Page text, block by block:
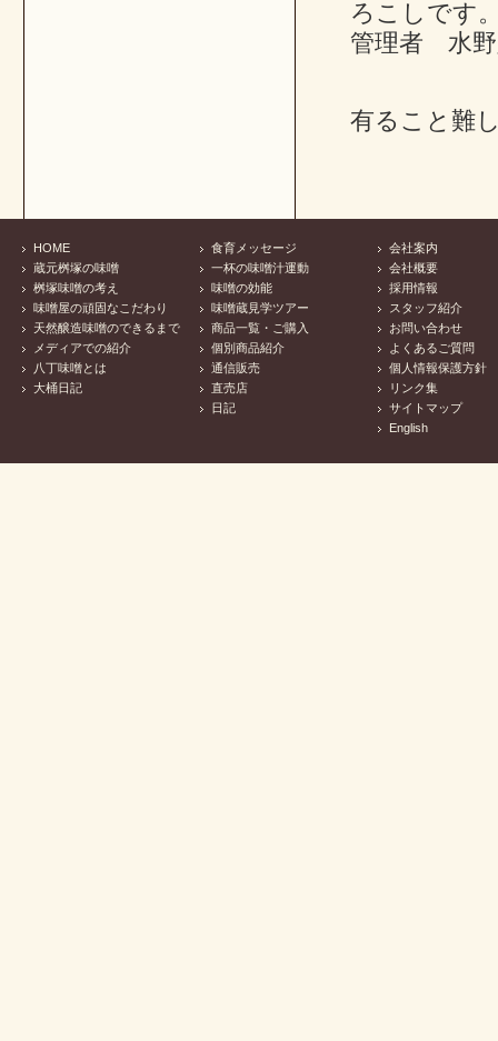
ろこしです
管理者 水野
有ること難
HOME
蔵元桝塚の味噌
桝塚味噌の考え
味噌屋の頑固なこだわり
天然醸造味噌のできるまで
メディアでの紹介
八丁味噌とは
大桶日記
食育メッセージ
一杯の味噌汁運動
味噌の効能
味噌蔵見学ツアー
商品一覧・ご購入
個別商品紹介
通信販売
直売店
日記
会社案内
会社概要
採用情報
スタッフ紹介
お問い合わせ
よくあるご質問
個人情報保護方針
リンク集
サイトマップ
English